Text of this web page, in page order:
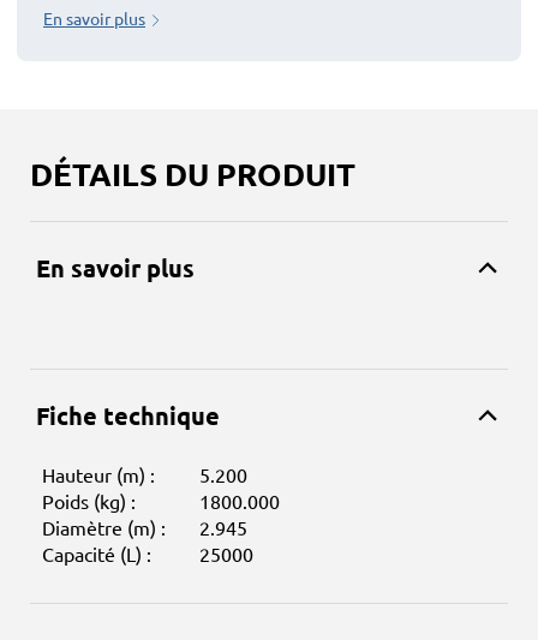
En savoir plus
DÉTAILS DU PRODUIT
En savoir plus
Fiche technique
Hauteur (m) :
5.200
Poids (kg) :
1800.000
Diamètre (m) :
2.945
Capacité (L) :
25000